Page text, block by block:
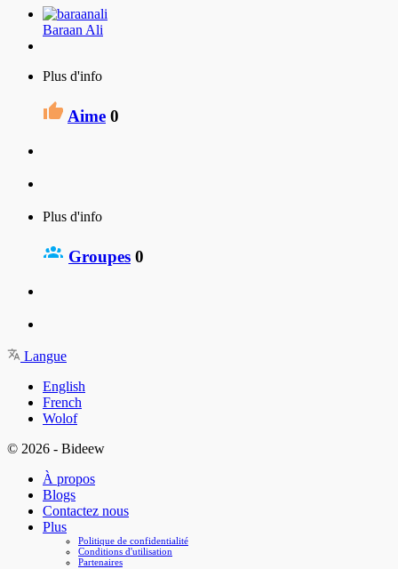
Baraan Ali
Plus d'info
Aime 0
Plus d'info
Groupes 0
Langue
English
French
Wolof
© 2026 - Bideew
À propos
Blogs
Contactez nous
Plus
Politique de confidentialité
Conditions d'utilisation
Partenaires